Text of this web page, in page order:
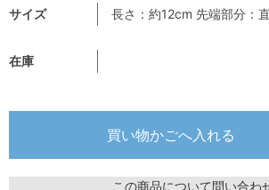
サイズ 長さ：約12cm 先端部分：
在庫
この商品について問い合わ